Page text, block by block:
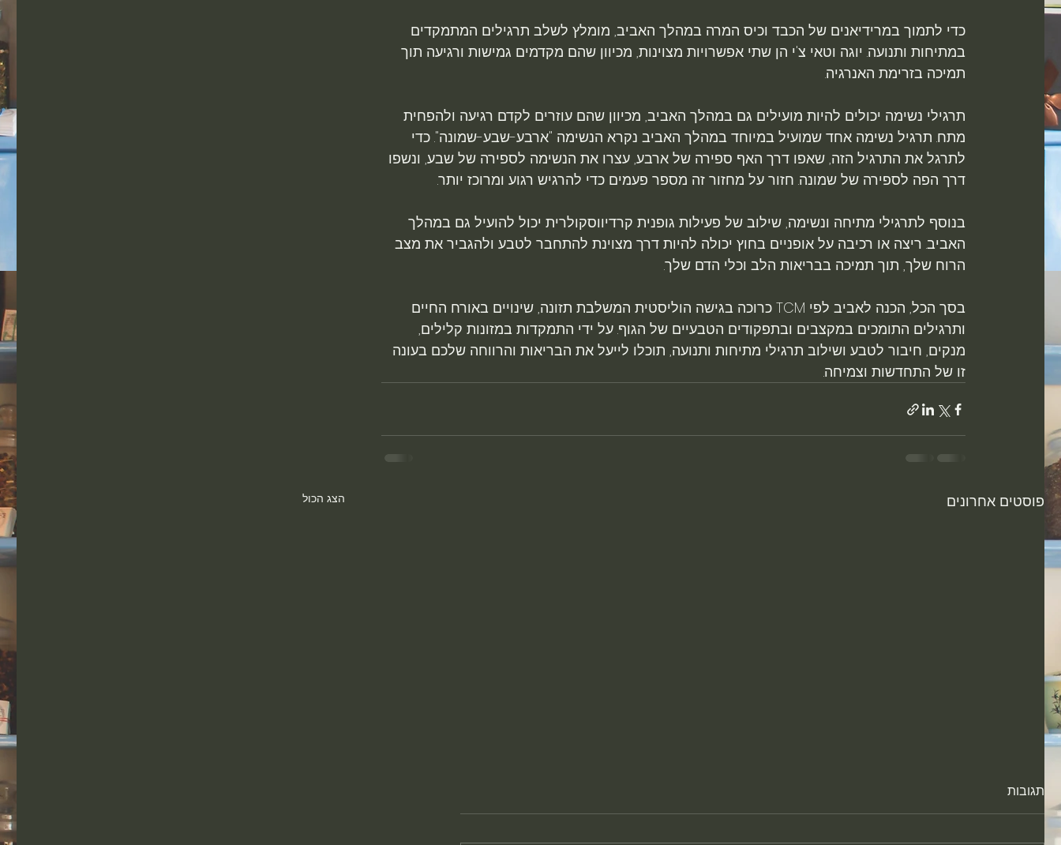
כדי לתמוך במרידיאנים של הכבד וכיס המרה במהלך האביב, מומלץ לשלב תרגילים המתמקדים
במתיחות ותנועה. יוגה וטאי צ'י הן שתי אפשרויות מצוינות, מכיוון שהם מקדמים גמישות ורגיעה תוך
תמיכה בזרימת האנרגיה.
תרגילי נשימה יכולים להיות מועילים גם במהלך האביב, מכיוון שהם עוזרים לקדם רגיעה ולהפחית
מתח. תרגיל נשימה אחד שמועיל במיוחד במהלך האביב נקרא הנשימה "ארבע-שבע-שמונה". כדי
לתרגל את התרגיל הזה, שאפו דרך האף ספירה של ארבע, עצרו את הנשימה לספירה של שבע, ונשפו
דרך הפה לספירה של שמונה. חזור על מחזור זה מספר פעמים כדי להרגיש רגוע ומרוכז יותר.
בנוסף לתרגילי מתיחה ונשימה, שילוב של פעילות גופנית קרדיווסקולרית יכול להועיל גם במהלך
האביב. ריצה או רכיבה על אופניים בחוץ יכולה להיות דרך מצוינת להתחבר לטבע ולהגביר את מצב
הרוח שלך, תוך תמיכה בבריאות הלב וכלי הדם שלך.
בסך הכל, הכנה לאביב לפי TCM כרוכה בגישה הוליסטית המשלבת תזונה, שינויים באורח החיים
ותרגילים התומכים במקצבים ובתפקודים הטבעיים של הגוף. על ידי התמקדות במזונות קלילים,
מנקים, חיבור לטבע ושילוב תרגילי מתיחות ותנועה, תוכלו לייעל את הבריאות והרווחה שלכם בעונה
זו של התחדשות וצמיחה.
פוסטים אחרונים הצג הכול
תגובות